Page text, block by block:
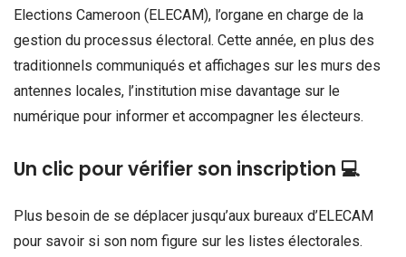
Elections Cameroon (ELECAM), l’organe en charge de la
gestion du processus électoral. Cette année, en plus des
traditionnels communiqués et affichages sur les murs des
antennes locales, l’institution mise davantage sur le
numérique pour informer et accompagner les électeurs.
Un clic pour vérifier son inscription 💻
Plus besoin de se déplacer jusqu’aux bureaux d’ELECAM
pour savoir si son nom figure sur les listes électorales.